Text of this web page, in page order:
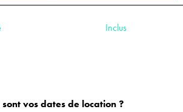
Inclus
vos dates de location ?